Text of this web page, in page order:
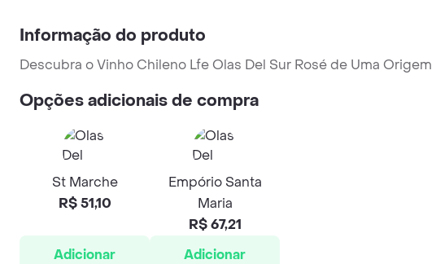
Informação do produto
Descubra o Vinho Chileno Lfe Olas Del Sur Rosé de Uma
Opções adicionais de compra
St Marche
R$ 51,10
Adicionar
Empório Santa
Maria
R$ 67,21
Adicionar